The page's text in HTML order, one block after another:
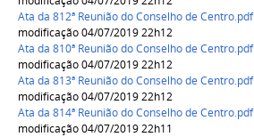
Ata da 812ª Reunião do Conselho de Centro.pdf
modificação 04/07/2019 22h12
Ata da 810ª Reunião do Conselho de Centro.pdf
modificação 04/07/2019 22h12
Ata da 813ª Reunião do Conselho de Centro.pdf
modificação 04/07/2019 22h12
Ata da 814ª Reunião do Conselho de Centro.pdf
modificação 04/07/2019 22h11